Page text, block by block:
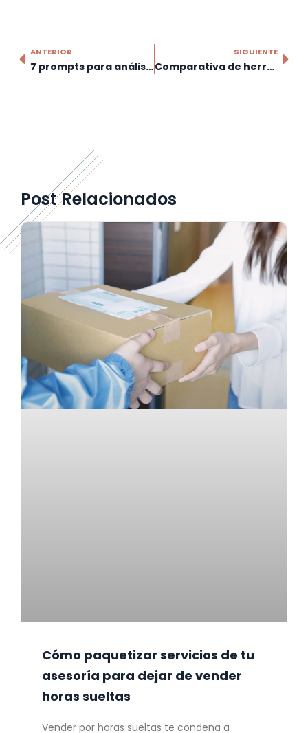
ANTERIOR
7 prompts para análisis financiero
SIGUIENTE
Comparativa de herramientas de IA
Post Relacionados
Cómo paquetizar servicios de tu
asesoría para dejar de vender
horas sueltas
Vender por horas sueltas te condena a